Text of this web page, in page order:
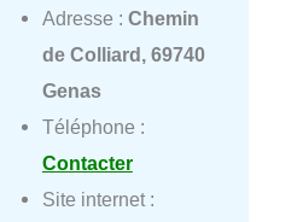
Adresse : Chemin
de Colliard, 69740
Genas
Téléphone :
Contacter
Site internet :